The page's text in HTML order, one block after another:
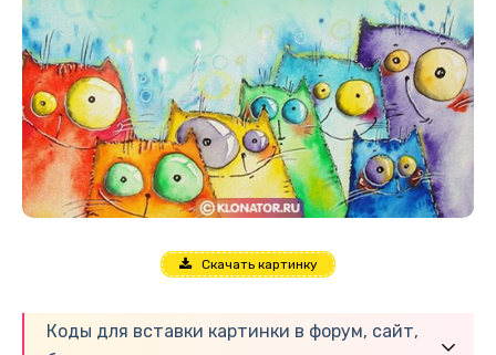
Скачать картинку
Коды для вставки картинки в форум, сайт,